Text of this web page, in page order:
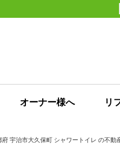
オーナー様へ リ
府 宇治市大久保町 シャワートイレ の不動